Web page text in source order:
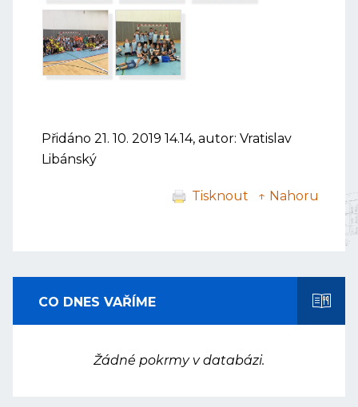
Přidáno 21. 10. 2019 14.14, autor: Vratislav
Libánský
Tisknout ↑ Nahoru
CO DNES VAŘÍME
Žádné pokrmy v databázi.